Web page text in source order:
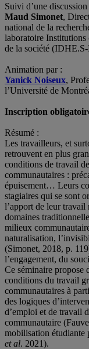
Suivi d’une
Maud Simonet,
national de la
laboratoire Institutions
de la société
Animation par :
Yanick Noiseux,
l’Université de
Inscription
Résumé :
Les travailleurs, et
retrouvent en plus
conditions de travail
communautaires :
épuisement… Leurs
stagiaires qui se sont
l’apport de leur travail
domaines
milieux
naturalisation,
(Simonet, 2018, p.
l’engagement, du
Ce séminaire propose
conditions du travail
communautaires à
des logiques
d’emploi et de travail
communautaire
mobilisation étudiante
et al. 2021).